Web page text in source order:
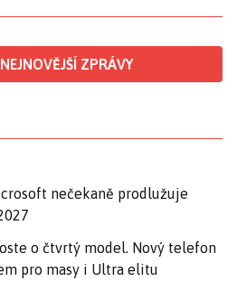
ZPRÁVY
nečekaně prodlužuje
o čtvrtý model. Nový telefon
pro masy i Ultra elitu